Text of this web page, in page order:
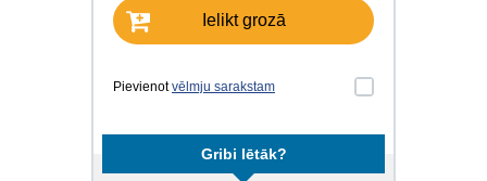
Ielikt grozā
Pievienotvēlmju sarakstam
Gribi lētāk?